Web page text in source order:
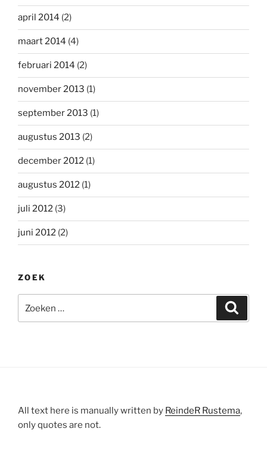
april 2014 (2)
maart 2014 (4)
februari 2014 (2)
november 2013 (1)
september 2013 (1)
augustus 2013 (2)
december 2012 (1)
augustus 2012 (1)
juli 2012 (3)
juni 2012 (2)
ZOEK
naar:
All text here is manually written by ReindeR Rustema,
only quotes are not.